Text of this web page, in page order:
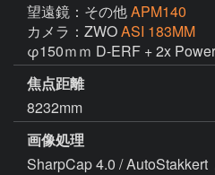
望遠鏡：その他APM140
カメラ：ZWOASI 183MM
φ150ｍｍ D-ERF + 2x
焦点距離
8232mm
画像処理
SharpCap 4.0 / AutoStakkert